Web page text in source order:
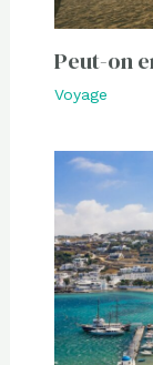
Peut-on
Voyage